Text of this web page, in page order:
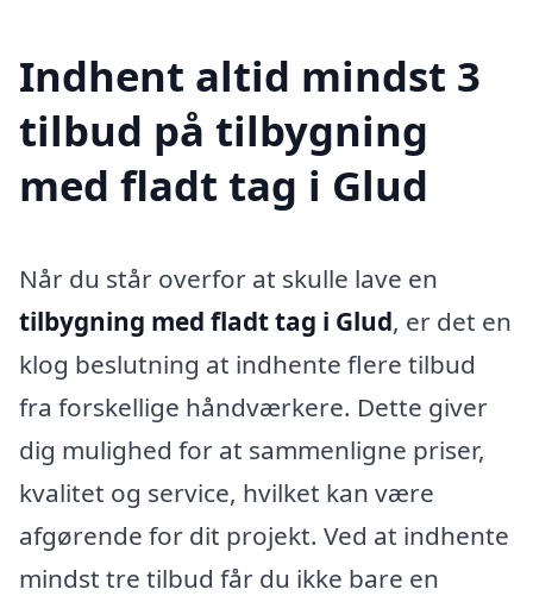
Indhent altid mindst 3
tilbud på tilbygning
med fladt tag i Glud
Når du står overfor at skulle lave en
tilbygning med fladt tag i Glud, er det en
klog beslutning at indhente flere tilbud
fra forskellige håndværkere. Dette giver
dig mulighed for at sammenligne priser,
kvalitet og service, hvilket kan være
afgørende for dit projekt. Ved at indhente
mindst tre tilbud får du ikke bare en